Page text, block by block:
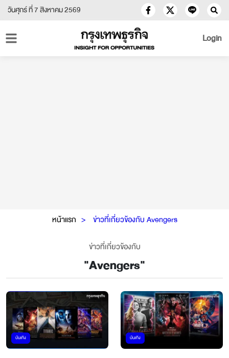
วันศุกร์ ที่ 7 สิงหาคม 2569
Login
หน้าแรก ข่าวที่เกี่ยวข้องกับ Avengers
ข่าวที่เกี่ยวข้องกับ
"Avengers"
บันเทิง บันเทิง